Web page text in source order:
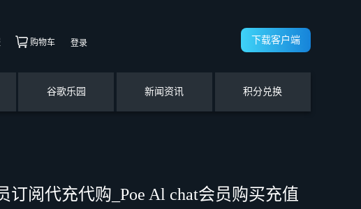
购物车 登录 下载客户端
谷歌乐园 新闻资讯 积分兑换
订阅代充代购_Poe Al chat会员购买充值